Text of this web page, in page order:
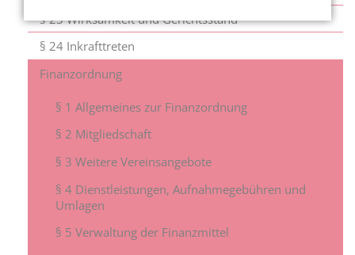
§ 23 Wirksamkeit und Gerichtsstand
§ 24 Inkrafttreten
Finanzordnung
§ 1 Allgemeines zur Finanzordnung
§ 2 Mitgliedschaft
§ 3 Weitere Vereinsangebote
§ 4 Dienstleistungen, Aufnahmegebühren und
Umlagen
§ 5 Verwaltung der Finanzmittel